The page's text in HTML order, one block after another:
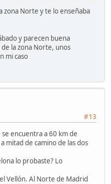
zona Norte y te lo enseñaba
y parecen buena
la zona Norte, unos
mi caso
#13
encuentra a 60 km de
mitad de camino de las dos
lo probaste? Lo
Vellón. Al Norte de Madrid